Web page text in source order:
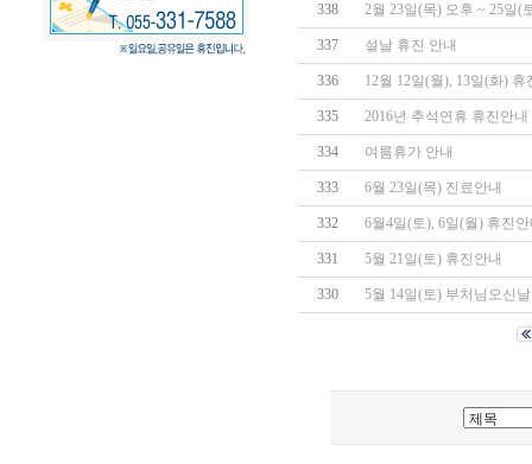
338 2월 23일(목) 오후 ~ 25일(
337 설날 휴진 안내
336 12월 12일(월), 13일(화) 휴
335 2016년 추석연휴 휴진안내
334 여름휴가 안내
333 6월 23일(목) 진료안내
332 6월4일(토), 6일(월) 휴진
331 5월 21일(토) 휴진안내
330 5월 14일(토) 부처님오신